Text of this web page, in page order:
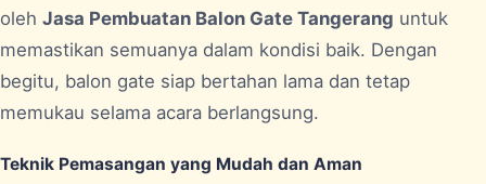
oleh Jasa Pembuatan Balon Gate Tangerang untuk
memastikan semuanya dalam kondisi baik. Dengan
begitu, balon gate siap bertahan lama dan tetap
memukau selama acara berlangsung.
Teknik Pemasangan yang Mudah dan Aman